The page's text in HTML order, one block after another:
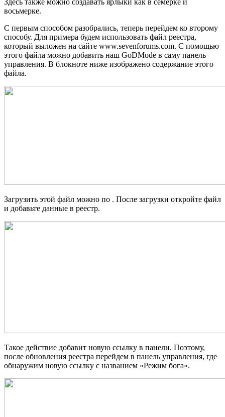
Здесь также можно создавать ярлыки как в семерке и
восьмерке.
С первым способом разобрались, теперь перейдем ко второму
способу. Для примера будем использовать файл реестра,
который выложен на сайте www.sevenforums.com. С помощью
этого файла можно добавить наш GoDMode в саму панель
управления. В блокноте ниже изображено содержание этого
файла.
Загрузить этой файл можно по . После загрузки откройте файл
и добавьте данные в реестр.
Такое действие добавит новую ссылку в панели. Поэтому,
после обновления реестра перейдем в панель управления, где
обнаружим новую ссылку с названием «Режим бога».